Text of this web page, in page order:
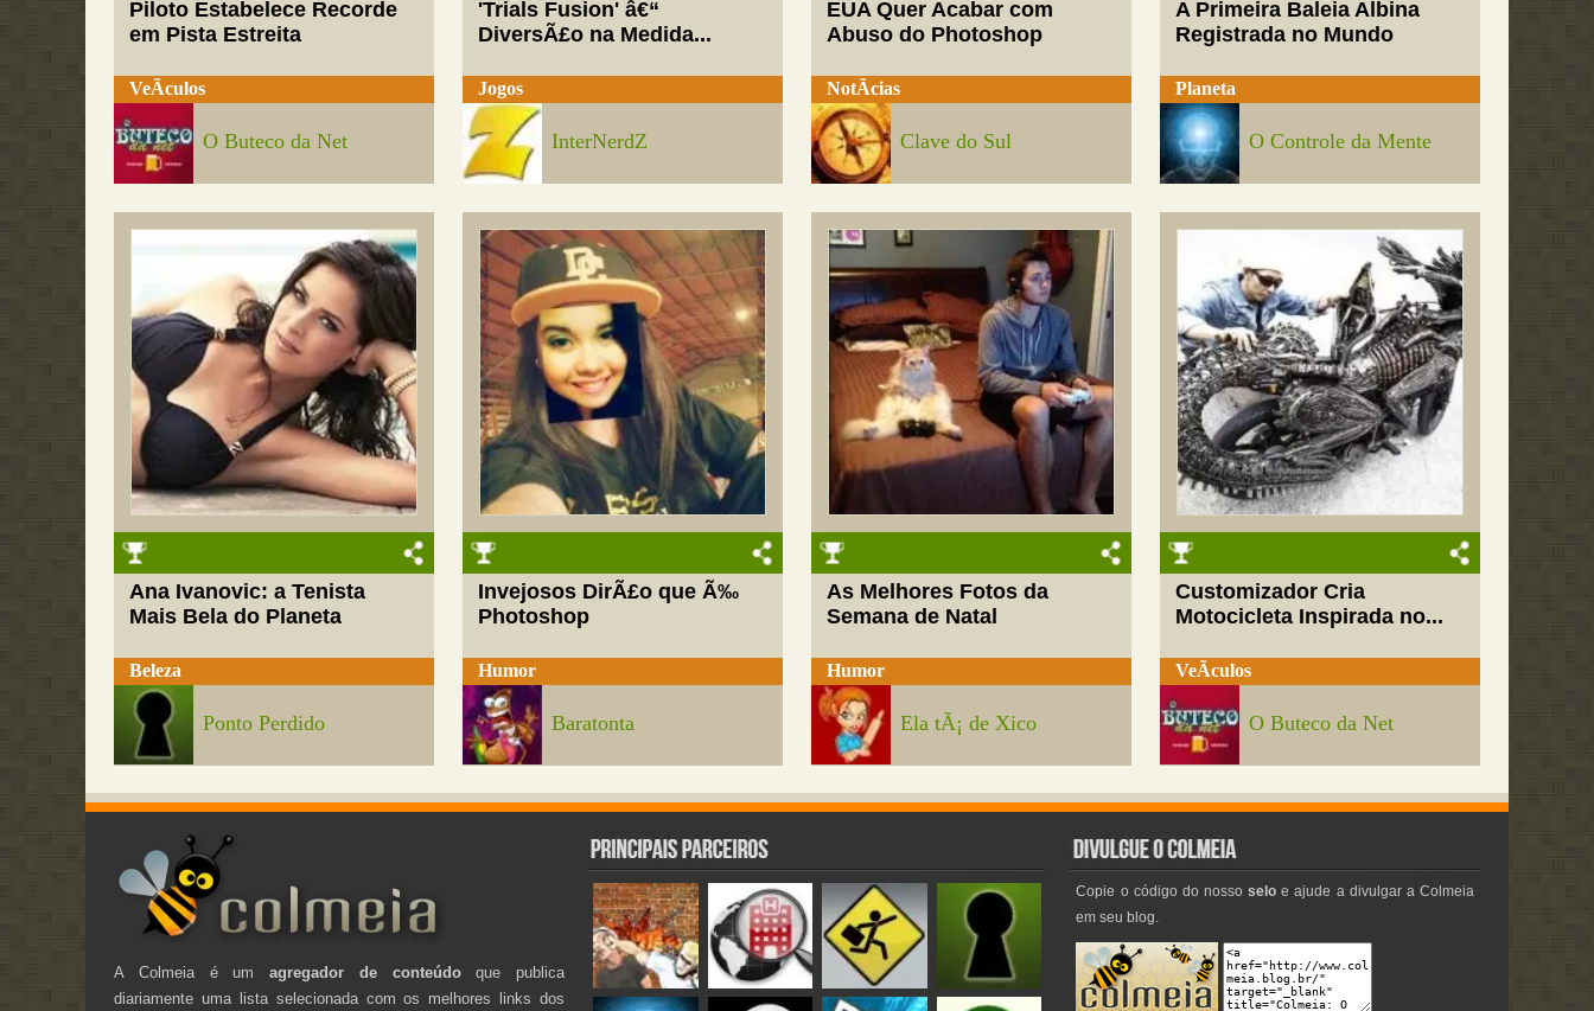
Piloto Estabelece Recorde
em Pista Estreita
VeÃ­culos
O Buteco da Net
'Trials Fusion' â€“
DiversÃ£o na Medida...
Jogos
InterNerdZ
EUA Quer Acabar com
Abuso do Photoshop
NotÃ­cias
Clave do Sul
A Primeira Baleia Albina
Registrada no Mundo
Planeta
O Controle da Mente
Ana Ivanovic: a Tenista
Mais Bela do Planeta
Beleza
Ponto Perdido
Invejosos DirÃ£o que Ã‰
Photoshop
Humor
Baratonta
As Melhores Fotos da
Semana de Natal
Humor
Ela tÃ¡ de Xico
Customizador Cria
Motocicleta Inspirada no...
VeÃ­culos
O Buteco da Net
A Colmeia é umagregador de conteúdoque publica
diariamente uma lista selecionada com os melhores links dos
Copie o código do nossoselo e ajude a divulgar a Colmeia
em seu blog.